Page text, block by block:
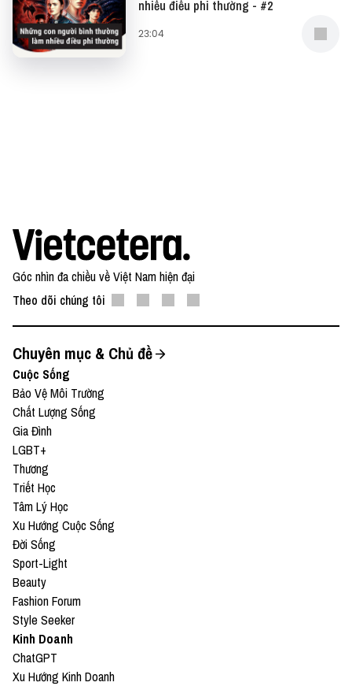
nhiều điều phi thường - #2
23:04
Góc nhìn đa chiều về Việt Nam hiện đại
Theo dõi chúng tôi
Chuyên mục & Chủ đề
Cuộc Sống
Bảo Vệ Môi Trường
Chất Lượng Sống
Gia Đình
LGBT+
Thương
Triết Học
Tâm Lý Học
Xu Hướng Cuộc Sống
Đời Sống
Sport-Light
Beauty
Fashion Forum
Style Seeker
Kinh Doanh
ChatGPT
Xu Hướng Kinh Doanh